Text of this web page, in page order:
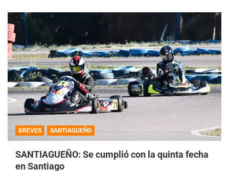
BREVES SANTIAGUEÑO
SANTIAGUEÑO: Se cumplió con la quinta fecha
en Santiago